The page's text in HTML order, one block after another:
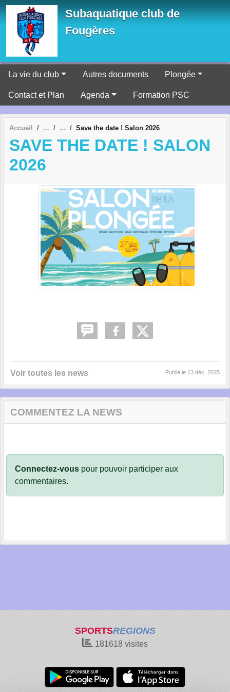
Subaquatique club de
Fougères
La vie du club Autres documents Plongée
Contact et Plan Agenda Formation PSC
Accueil Save the date ! Salon 2026
SAVE THE DATE ! SALON
2026
Voir toutes les news Publié le 13 déc. 2025
COMMENTEZ LA NEWS
Connectez-vous pour pouvoir participer aux
commentaires.
SPORTSREGIONS
181618 visites
Panneau de gestion des cookies